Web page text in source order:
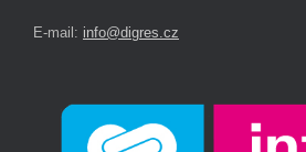
E-mail: info@digres.cz